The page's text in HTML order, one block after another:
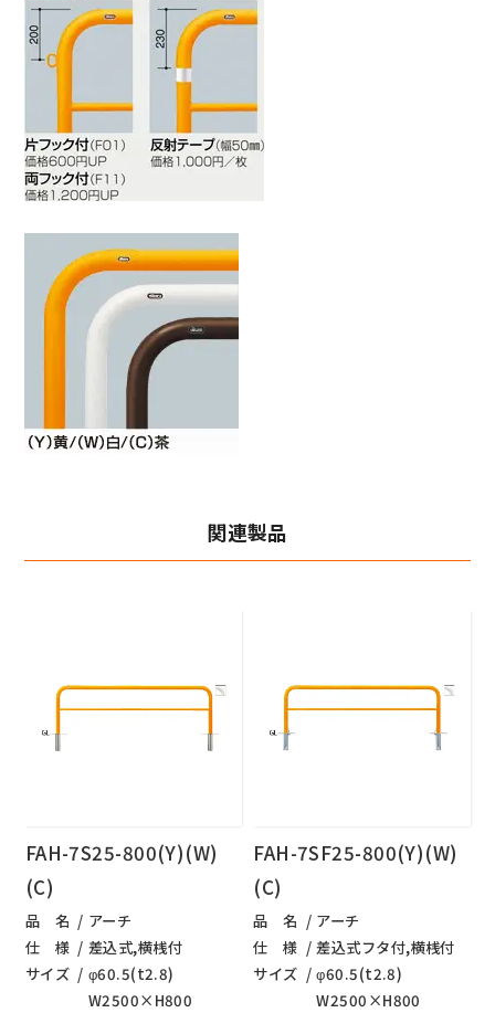
関連製品
FAH-7S25-800(Y)(W)
(C)
品 名
アーチ
仕 様
差込式,横桟付
サイズ
φ60.5(t2.8)
W2500×H800
FAH-7SF25-800(Y)(W)
(C)
品 名
アーチ
仕 様
差込式フタ付,横桟付
サイズ
φ60.5(t2.8)
W2500×H800